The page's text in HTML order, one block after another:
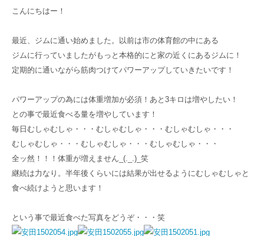
こんにちはー！
最近、ジムに通い始めました。以前は市の体育館の中にある
ジムに行っていましたがもっと本格的にと家の近くにあるジムに！
定期的に通いながら筋肉つけてパワーアップしていきたいです！
パワーアップの為には体重増加が必須！あと3キロは増やしたい！
との事で最近食べる量を増やしています！
毎日むしゃむしゃ・・・むしゃむしゃ・・・むしゃむしゃ・・・
むしゃむしゃ・・・むしゃむしゃ・・・むしゃむしゃ・・・
全ッ然！！！体重が増えません_(._.)_笑
継続は力なり。半年後くらいには結果が出せるようにむしゃむしゃと
食べ続けようと思います！
という事で最近食べた写真をどうぞ・・・笑